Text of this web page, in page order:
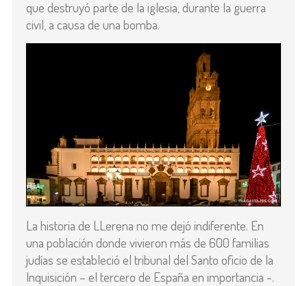
que destruyó parte de la iglesia, durante la guerra
civil, a causa de una bomba.
La historia de LLerena no me dejó indiferente. En
una población donde vivieron más de 600 familias
judías se estableció el tribunal del Santo oficio de la
Inquisición – el tercero de España en importancia -.